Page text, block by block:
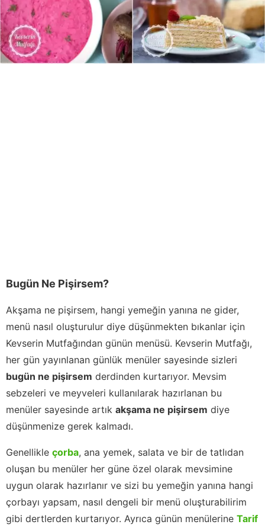
Bugün Ne Pişirsem?
Akşama ne pişirsem, hangi yemeğin yanına ne gider,
menü nasıl oluşturulur diye düşünmekten bıkanlar için
Kevserin Mutfağından günün menüsü. Kevserin Mutfağı,
her gün yayınlanan günlük menüler sayesinde sizleri
bugün ne pişirsem derdinden kurtarıyor. Mevsim
sebzeleri ve meyveleri kullanılarak hazırlanan bu
menüler sayesinde artık akşama ne pişirsem diye
düşünmenize gerek kalmadı.
Genellikle çorba, ana yemek, salata ve bir de tatlıdan
oluşan bu menüler her güne özel olarak mevsimine
uygun olarak hazırlanır ve sizi bu yemeğin yanına hangi
çorbayı yapsam, nasıl dengeli bir menü oluşturabilirim
gibi dertlerden kurtarıyor. Ayrıca günün menülerine Tarif